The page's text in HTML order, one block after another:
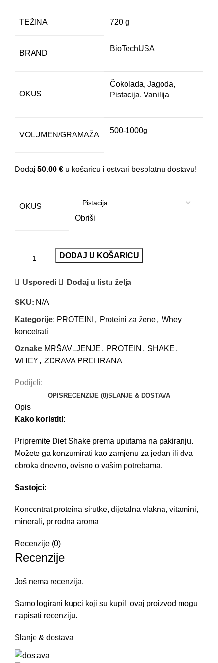
TEŽINA 720 g
BRAND
BioTechUSA
OKUS
Čokolada, Jagoda,
Pistacija, Vanilija
VOLUMEN/GRAMAŽA
500-1000g
Dodaj 50.00 € u košaricu i ostvari besplatnu dostavu!
OKUS
Obriši
DODAJ U KOŠARICU
Usporedi Dodaj u listu želja
SKU: N/A
Kategorije: PROTEINI , Proteini za žene, Whey
koncetrati
Oznake MRŠAVLJENJE , PROTEIN , SHAKE ,
WHEY , ZDRAVA PREHRANA
Podijeli:
OPIS RECENZIJE (0)SLANJE & DOSTAVA
Opis
Kako koristiti:
Pripremite Diet Shake prema uputama na pakiranju.
Možete ga konzumirati kao zamjenu za jedan ili dva
obroka dnevno, ovisno o vašim potrebama.
Sastojci:
Koncentrat proteina sirutke, dijetalna vlakna, vitamini,
minerali, prirodna aroma
Recenzije (0)
Recenzije
Još nema recenzija.
Samo logirani kupci koji su kupili ovaj proizvod mogu
napisati recenziju.
Slanje & dostava